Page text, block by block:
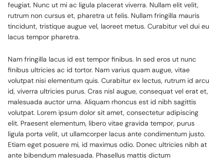
feugiat. Nunc ut mi ac ligula placerat viverra. Nullam elit velit,
rutrum non cursus et, pharetra ut felis. Nullam fringilla mauris
tincidunt, tristique augue vel, laoreet metus. Curabitur vel dui eu
lacus tempor pharetra.
Nam fringilla lacus id est tempor finibus. In sed eros ut nunc
finibus ultricies ac id tortor. Nam varius quam augue, vitae
volutpat nisi elementum quis. Curabitur ex lectus, rutrum id arcu
id, viverra ultricies purus. Cras nisl augue, consequat vel erat et,
malesuada auctor urna. Aliquam rhoncus est id nibh sagittis
volutpat. Lorem ipsum dolor sit amet, consectetur adipiscing
elit. Praesent elementum, libero vitae gravida tempor, purus
ligula porta velit, ut ullamcorper lacus ante condimentum justo.
Etiam eget posuere mi, id maximus odio. Donec ultricies nibh at
ante bibendum malesuada. Phasellus mattis dictum